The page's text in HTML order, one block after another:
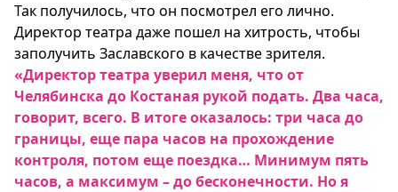
Так получилось, что он посмотрел его лично.
Директор театра даже пошел на хитрость, чтобы
заполучить Заславского в качестве зрителя.
«Директор театра уверил меня, что от
Челябинска до Костаная рукой подать. Два часа,
говорит, всего. В итоге оказалось: три часа до
границы, еще пара часов на прохождение
контроля, потом еще поездка… Минимум пять
часов, а максимум – до бесконечности. Но я